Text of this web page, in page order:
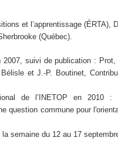
et l’apprentissage (ÉRTA),
(Québec).
2007, suivi de publication :
et J.-P. Boutinet,
de l’INETOP en
question commune pour
semaine du 12 au 17